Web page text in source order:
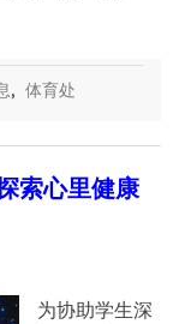
, 体育处
索心里健康
为协助学生深